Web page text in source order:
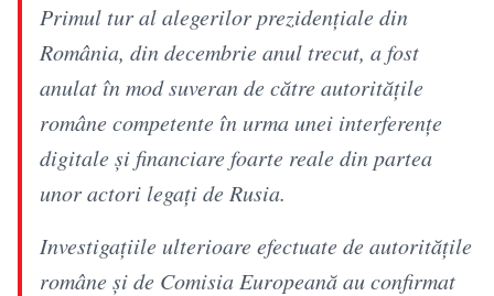
Primul tur al alegerilor prezidențiale din
România, din decembrie anul trecut, a fost
anulat în mod suveran de către autoritățile
române competente în urma unei interferențe
digitale și financiare foarte reale din partea
unor actori legați de Rusia.
Investigațiile ulterioare efectuate de autoritățile
române și de Comisia Europeană au confirmat